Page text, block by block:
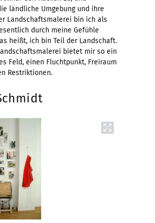
ländliche Umgebung und ihre
Landschaftsmalerei bin ich als
durch meine Gefühle
heißt, ich bin Teil der Landschaft.
bietet mir so ein
Feld, einen Fluchtpunkt, Freiraum
Restriktionen.